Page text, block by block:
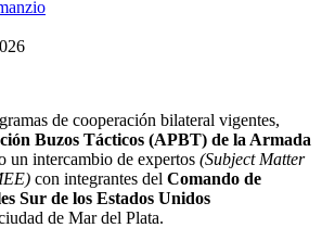
de cooperación bilateral vigentes,
Buzos Tácticos (APBT) de la Armada
un intercambio de expertos (Subject Matter
con integrantes del Comando de
Sur de los Estados Unidos
de Mar del Plata.